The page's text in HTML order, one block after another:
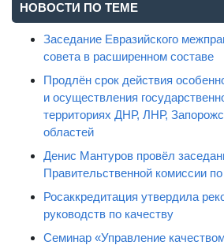
НОВОСТИ ПО ТЕМЕ
Заседание Евразийского
совета в расширенном составе
Продлён срок действия
и осуществления
территориях ДНР, ЛНР,
областей
Денис Мантуров провёл
Правительственной комиссии
Росаккредитация утвердила
руководств по качеству
Семинар «Управление